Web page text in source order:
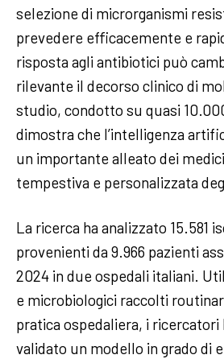
selezione di microrganismi
prevedere efficacemente e
risposta agli antibiotici può
rilevante il decorso clinico di
studio, condotto su quasi
dimostra che l’intelligenza
un importante alleato dei
tempestiva e personalizzata
La ricerca ha analizzato 15.581
provenienti da 9.966 pazienti
2024 in due ospedali italiani.
e microbiologici raccolti
pratica ospedaliera, i ricercatori
validato un modello in grado di